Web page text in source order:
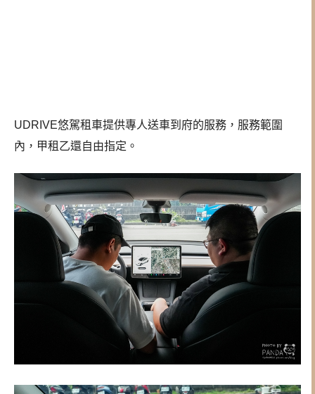
UDRIVE悠駕租車提供專人送車到府的服務，服務範圍
內，甲租乙還自由指定。